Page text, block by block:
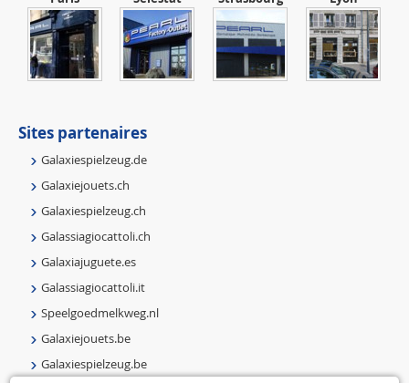
Sites partenaires
Galaxiespielzeug.de
Galaxiejouets.ch
Galaxiespielzeug.ch
Galassiagiocattoli.ch
Galaxiajuguete.es
Galassiagiocattoli.it
Speelgoedmelkweg.nl
Galaxiejouets.be
Galaxiespielzeug.be